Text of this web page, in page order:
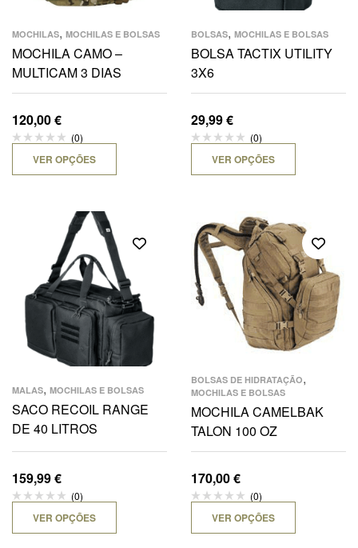
MOCHILAS, MOCHILAS E BOLSAS
MOCHILA CAMO –
MULTICAM 3 DIAS
120,00€
(0)
VER OPÇÕES
BOLSAS, MOCHILAS E BOLSAS
BOLSA TACTIX UTILITY
3X6
29,99€
(0)
VER OPÇÕES
MALAS, MOCHILAS E BOLSAS
SACO RECOIL RANGE
DE 40 LITROS
159,99€
(0)
VER OPÇÕES
BOLSAS DE HIDRATAÇÃO,
MOCHILAS E BOLSAS
MOCHILA CAMELBAK
TALON 100 OZ
170,00€
(0)
VER OPÇÕES